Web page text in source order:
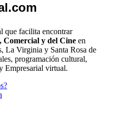
que facilita encontrar
y del Cine en
La Virginia y Santa Rosa de
programación cultural,
Empresarial virtual.